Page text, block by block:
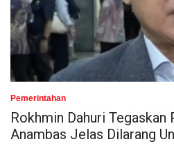
Pemerintahan
Rokhmin Dahuri Tegaskan
Anambas Jelas Dilarang